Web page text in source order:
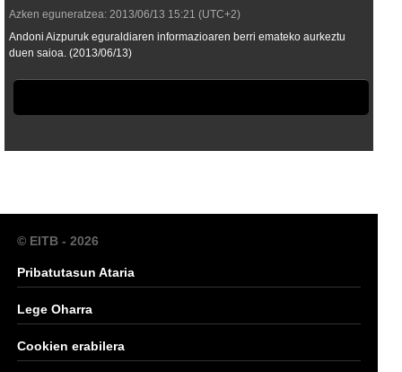
Azken eguneratzea: 2013/06/13 15:21 (UTC+2)
Andoni Aizpuruk eguraldiaren informazioaren berri emateko aurkeztu
duen saioa. (2013/06/13)
© EITB - 2026
Pribatutasun Ataria
Lege Oharra
Cookien erabilera